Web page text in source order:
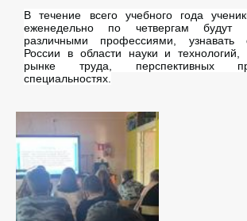
В течение всего учебного года
еженедельно по четвергам будут
различными профессиями, узнавать
России в области науки и
рынке труда, перспективных
специальностях.